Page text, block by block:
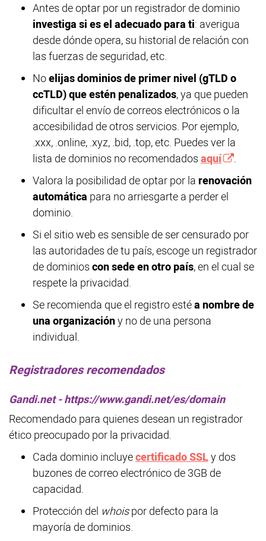
Antes de optar por un registrador de dominio
investiga si es el adecuado para ti: averigua
desde dónde opera, su historial de relación con
las fuerzas de seguridad, etc.
Noelijas dominios de primer nivel (gTLD o
ccTLD) que estén penalizados, ya que pueden
dificultar el envío de correos electrónicos o la
accesibilidad de otros servicios. Por ejemplo,
.xxx, .online, .xyz, .bid, .top, etc. Puedes ver la
lista de dominios no recomendadosaquí
.
Valora la posibilidad de optar por la renovación
automática para no arriesgarte a perder el
dominio.
Si el sitio web es sensible de ser censurado por
las autoridades de tu país, escoge un registrador
de dominioscon sede en otro país, en el cual se
respete la privacidad.
Se recomienda que el registro estéa nombre de
una organizacióny no de una persona
individual.
Registradores recomendados
Gandi.net - https://www.gandi.net/es/domain
Recomendado para quienes desean un registrador
ético preocupado por la privacidad.
Cada dominio incluyecertificado SSLy dos
buzones de correo electrónico de 3GB de
capacidad.
Protección del whoispor defecto para la
mayoría de dominios.